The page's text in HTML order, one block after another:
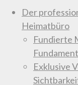
Der
Heimatbüro
Fundierte
Fundament
Exklusive